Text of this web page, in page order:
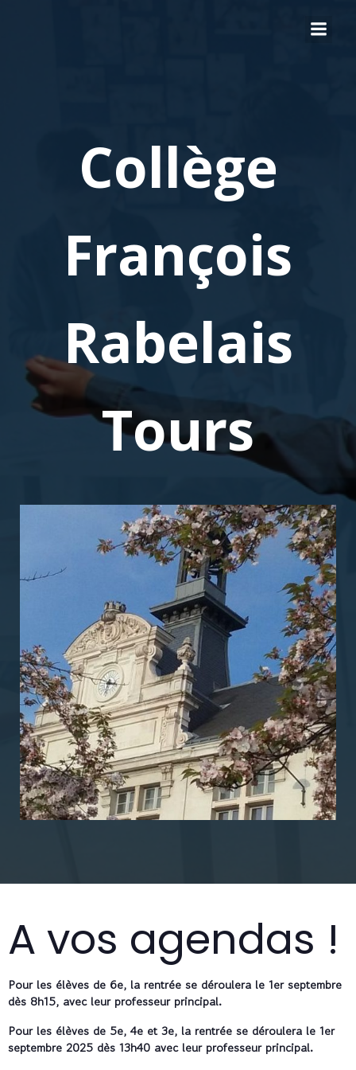
Collège
François
Rabelais
Tours
A vos agendas !
Pour les élèves de 6e, la rentrée se déroulera le 1er septembre
dès 8h15, avec leur professeur principal.
Pour les élèves de 5e, 4e et 3e, la rentrée se déroulera le 1er
septembre 2025 dès 13h40 avec leur professeur principal.